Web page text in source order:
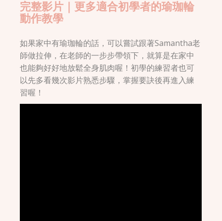
完整影片｜更多適合初學者的瑜珈輪
動作教學
如果家中有瑜珈輪的話，可以嘗試跟著Samantha老
師做拉伸，在老師的一步步帶領下，就算是在家中
也能夠好好地放鬆全身肌肉喔！初學的練習者也可
以先多看幾次影片熟悉步驟，掌握要訣後再進入練
習喔！